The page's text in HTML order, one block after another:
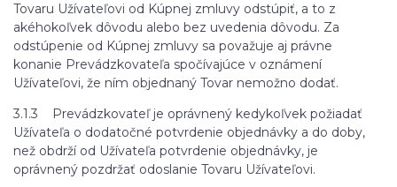
Tovaru Užívateľovi od Kúpnej zmluvy odstúpiť, a to z
akéhokoľvek dôvodu alebo bez uvedenia dôvodu. Za
odstúpenie od Kúpnej zmluvy sa považuje aj právne
konanie Prevádzkovateľa spočívajúce v oznámení
Užívateľovi, že ním objednaný Tovar nemožno dodať.
3.1.3 Prevádzkovateľ je oprávnený kedykoľvek požiadať
Užívateľa o dodatočné potvrdenie objednávky a do doby,
než obdrží od Užívateľa potvrdenie objednávky, je
oprávnený pozdržať odoslanie Tovaru Užívateľovi.